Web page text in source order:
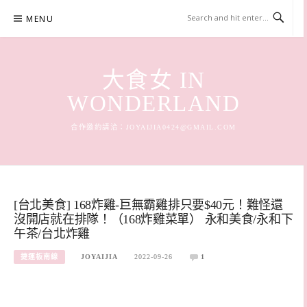
content
MENU
大食女 IN
WONDERLAND
合作邀約請洽： JOYAIJIA0424@GMAIL.COM
[台北美食] 168炸雞-巨無霸雞排只要$40元！難怪還
沒開店就在排隊！（168炸雞菜單） 永和美食/永和下
午茶/台北炸雞
捷運板南線 JOYAIJIA 2022-09-26 1